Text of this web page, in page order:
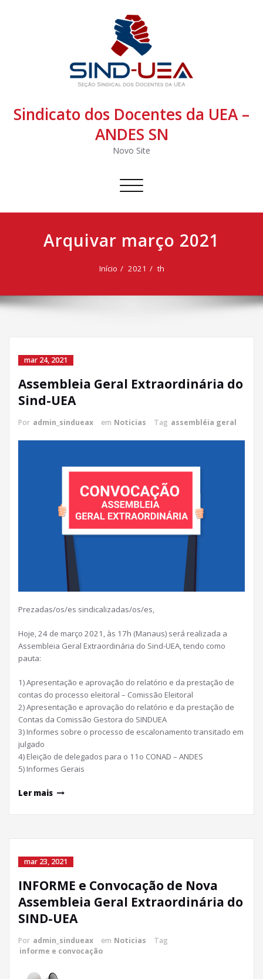
Sindicato dos Docentes da UEA –
ANDES SN
Novo Site
Alternar
Arquivar março 2021
Início 2021 th
mar 24, 2021
Assembleia Geral Extraordinária do
Sind-UEA
Por admin_sindueax em Noticias Tag assembléia geral
Prezadas/os/es sindicalizadas/os/es,
Hoje, 24 de março 2021, às 17h (Manaus) será realizada a
Assembleia Geral Extraordinária do Sind-UEA, tendo como
pauta:
1) Apresentação e aprovação do relatório e da prestação de
contas do processo eleitoral – Comissão Eleitoral
2) Apresentação e aprovação do relatório e da prestação de
Contas da Comissão Gestora do SINDUEA
3) Informes sobre o processo de escalonamento transitado em
julgado
4) Eleição de delegados para o 11o CONAD – ANDES
5) Informes Gerais
Ler mais
mar 23, 2021
INFORME e Convocação de Nova
Assembleia Geral Extraordinária do
SIND-UEA
Por admin_sindueax em Noticias
Tag
informe e convocação